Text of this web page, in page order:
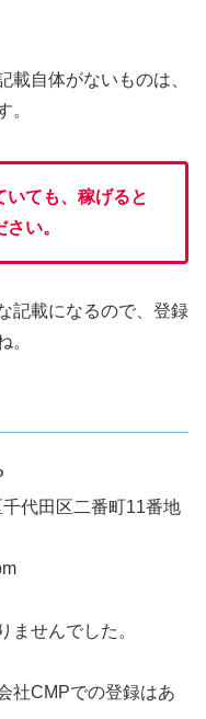
載自体がないものは、
。
いても、稼げると
い。
記載になるので、登録
。
代田区二番町11番地
ませんでした。
社CMPでの登録はあ